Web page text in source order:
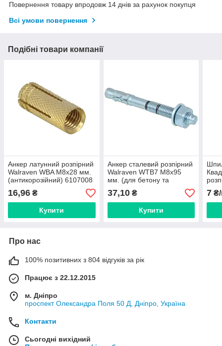
Повернення товару впродовж 14 днів за рахунок покупця
Всі умови повернення
Подібні товари компанії
Анкер латунний розпірний
Walraven WBA M8x28 мм.
(антикорозійний) 6107008
16,96 ₴
Купити
Анкер сталевий розпірний
Walraven WTB7 M8x95
мм. (для бетону та
37,10₴
Купити
7
Про нас
100% позитивних з 804 відгуків за рік
Працює з 22.12.2015
м. Дніпро
проспект Олександра Поля 50 Д, Дніпро, Україна
Контакти
Сьогодні вихідний